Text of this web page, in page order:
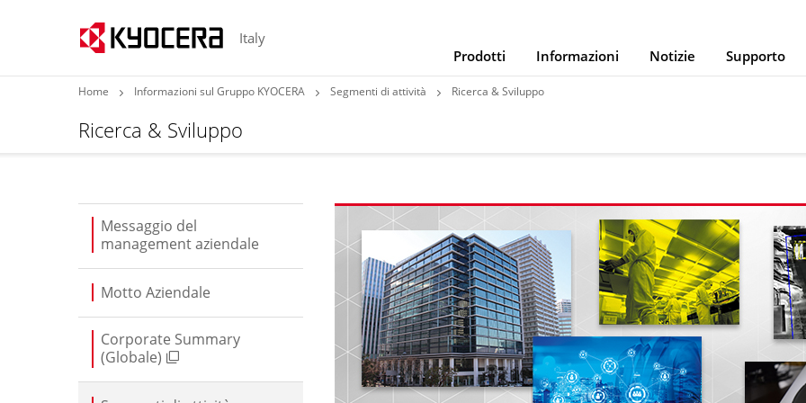
Italy
Prodotti
Informazioni Notizie Supporto
Home Informazioni sul Gruppo KYOCERA Segmenti di attività Ricerca & Sviluppo
Ricerca & Sviluppo
Messaggio del
management aziendale
Motto Aziendale
Corporate Summary
(Globale)